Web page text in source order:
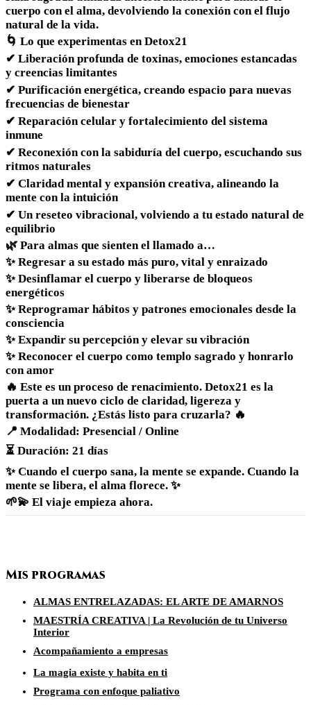
cuerpo con el alma, devolviendo la conexión con el flujo
natural de la vida.
🌀 Lo que experimentas en Detox21
✔ Liberación profunda de toxinas, emociones estancadas
y creencias limitantes
✔ Purificación energética, creando espacio para nuevas
frecuencias de bienestar
✔ Reparación celular y fortalecimiento del sistema
inmune
✔ Reconexión con la sabiduría del cuerpo, escuchando sus
ritmos naturales
✔ Claridad mental y expansión creativa, alineando la
mente con la intuición
✔ Un reseteo vibracional, volviendo a tu estado natural de
equilibrio
🌿 Para almas que sienten el llamado a…
✨ Regresar a su estado más puro, vital y enraizado
✨ Desinflamar el cuerpo y liberarse de bloqueos
energéticos
✨ Reprogramar hábitos y patrones emocionales desde la
consciencia
✨ Expandir su percepción y elevar su vibración
✨ Reconocer el cuerpo como templo sagrado y honrarlo
con amor
🔥 Este es un proceso de renacimiento. Detox21 es la
puerta a un nuevo ciclo de claridad, ligereza y
transformación. ¿Estás listo para cruzarla? 🔥
📍 Modalidad: Presencial / Online
⏳ Duración: 21 días
✨ Cuando el cuerpo sana, la mente se expande. Cuando la
mente se libera, el alma florece. ✨
🌱💫 El viaje empieza ahora.
Mis programas
ALMAS ENTRELAZADAS: EL ARTE DE AMARNOS
MAESTRÍA CREATIVA | La Revolución de tu Universo
Interior
Acompañamiento a empresas
La magia existe y habita en ti
Programa con enfoque paliativo